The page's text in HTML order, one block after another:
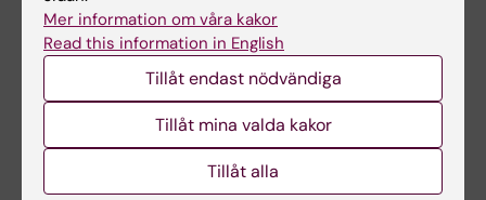
Adress: Tomtebodavägen 18A, plan 5 (Hiss 1)
Mer information om våra kakor
Read this information in English
Tillåt endast nödvändiga
Tillåt mina valda kakor
Tillåt alla